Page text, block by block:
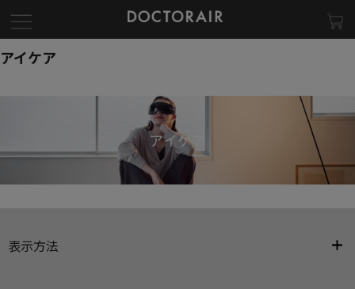
アイケア
表示方法